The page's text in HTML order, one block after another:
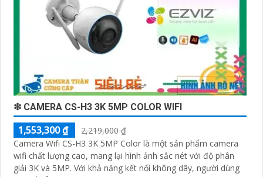
❇ CAMERA CS-H3 3K 5MP COLOR WIFI
1,553,300 ₫
2,219,000 ₫
Camera Wifi CS-H3 3K 5MP Color là một sản phẩm camera
wifi chất lượng cao, mang lại hình ảnh sắc nét với độ phân
giải 3K và 5MP. Với khả năng kết nối không dây, người dùng